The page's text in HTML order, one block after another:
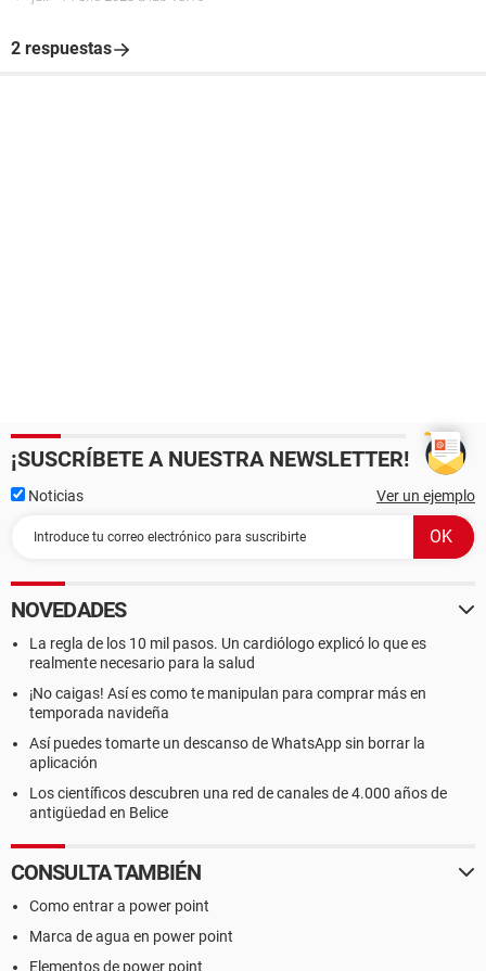
2 respuestas
¡SUSCRÍBETE A NUESTRA NEWSLETTER!
Noticias Ver un ejemplo
NOVEDADES
La regla de los 10 mil pasos. Un cardiólogo explicó lo que es
realmente necesario para la salud
¡No caigas! Así es como te manipulan para comprar más en
temporada navideña
Así puedes tomarte un descanso de WhatsApp sin borrar la
aplicación
Los científicos descubren una red de canales de 4.000 años de
antigüedad en Belice
CONSULTA TAMBIÉN
Como entrar a power point
Marca de agua en power point
Elementos de power point